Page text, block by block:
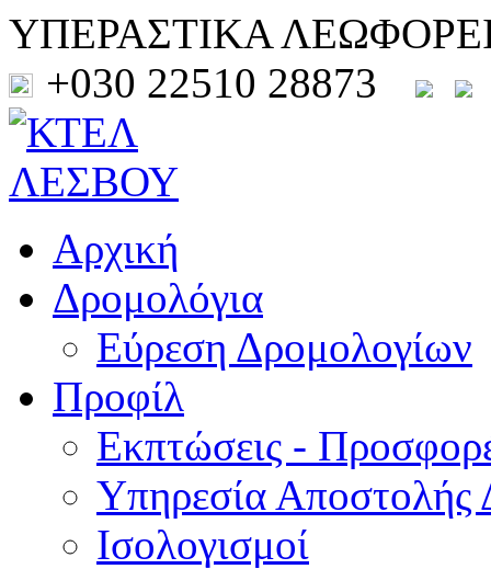
ΥΠΕΡΑΣΤΙΚΑ
+030 22510 28873
Αρχική
Δρομολόγια
Εύρεση Δρομολογίων
Προφίλ
Εκπτώσεις -
Υπηρεσία Αποστολής
Ισολογισμοί